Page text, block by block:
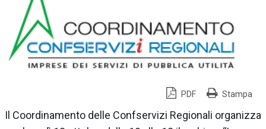
PDF Stampa
Il Coordinamento delle Confservizi Regionali organizza